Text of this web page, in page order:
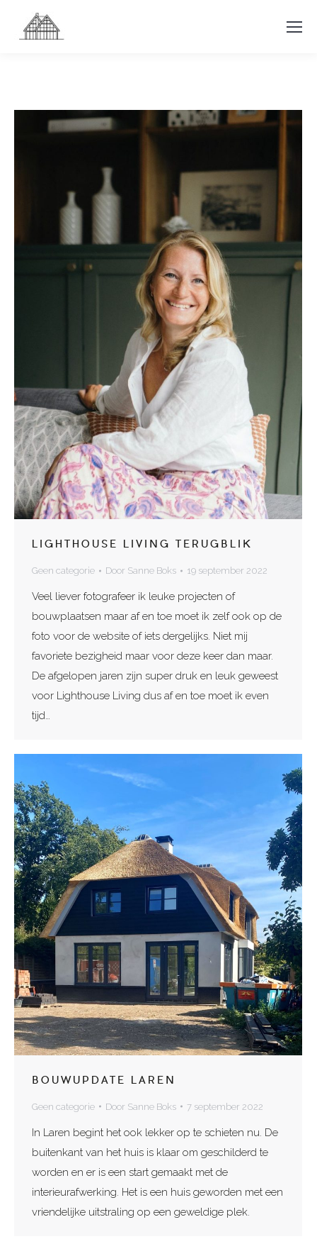
LIGHTHOUSE LIVING TERUGBLIK
Geen categorie Door Sanne Boks 19 september 2022
Veel liever fotografeer ik leuke projecten of
bouwplaatsen maar af en toe moet ik zelf ook op de
foto voor de website of iets dergelijks. Niet mij
favoriete bezigheid maar voor deze keer dan maar.
De afgelopen jaren zijn super druk en leuk geweest
voor Lighthouse Living dus af en toe moet ik even
tijd…
BOUWUPDATE LAREN
Geen categorie Door Sanne Boks 7 september 2022
In Laren begint het ook lekker op te schieten nu. De
buitenkant van het huis is klaar om geschilderd te
worden en er is een start gemaakt met de
interieurafwerking. Het is een huis geworden met een
vriendelijke uitstraling op een geweldige plek.